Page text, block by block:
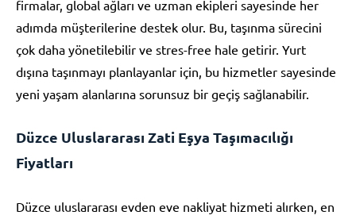
firmalar, global ağları ve uzman ekipleri sayesinde her
adımda müşterilerine destek olur. Bu, taşınma sürecini
çok daha yönetilebilir ve stres-free hale getirir. Yurt
dışına taşınmayı planlayanlar için, bu hizmetler sayesinde
yeni yaşam alanlarına sorunsuz bir geçiş sağlanabilir.
Düzce Uluslararası Zati Eşya Taşımacılığı
Fiyatları
Düzce uluslararası evden eve nakliyat hizmeti alırken, en